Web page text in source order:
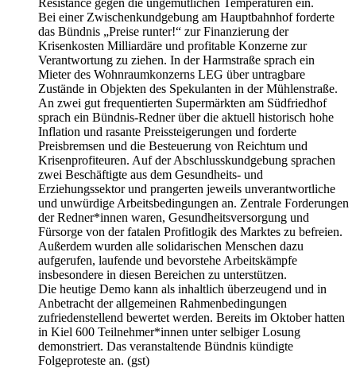
Bei einer Zwischenkundgebung am Hauptbahnhof forderte
das Bündnis „Preise runter!“ zur Finanzierung der
Krisenkosten Milliardäre und profitable Konzerne zur
Verantwortung zu ziehen. In der Harmstraße sprach ein
Mieter des Wohnraumkonzerns LEG über untragbare
Zustände in Objekten des Spekulanten in der Mühlenstraße.
An zwei gut frequentierten Supermärkten am Südfriedhof
sprach ein Bündnis-Redner über die aktuell historisch hohe
Inflation und rasante Preissteigerungen und forderte
Preisbremsen und die Besteuerung von Reichtum und
Krisenprofiteuren. Auf der Abschlusskundgebung sprachen
zwei Beschäftigte aus dem Gesundheits- und
Erziehungssektor und prangerten jeweils unverantwortliche
und unwürdige Arbeitsbedingungen an. Zentrale Forderungen
der Redner*innen waren, Gesundheitsversorgung und
Fürsorge von der fatalen Profitlogik des Marktes zu befreien.
Außerdem wurden alle solidarischen Menschen dazu
aufgerufen, laufende und bevorstehe Arbeitskämpfe
insbesondere in diesen Bereichen zu unterstützen.
Die heutige Demo kann als inhaltlich überzeugend und in
Anbetracht der allgemeinen Rahmenbedingungen
zufriedenstellend bewertet werden. Bereits im Oktober hatten
in Kiel 600 Teilnehmer*innen unter selbiger Losung
demonstriert. Das veranstaltende Bündnis kündigte
Folgeproteste an. (gst)